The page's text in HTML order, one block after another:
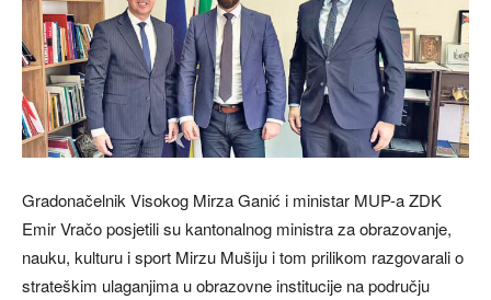
Gradonačelnik Visokog Mirza Ganić i ministar MUP-a ZDK
Emir Vračo posjetili su kantonalnog ministra za obrazovanje,
nauku, kulturu i sport Mirzu Mušiju i tom prilikom razgovarali o
strateškim ulaganjima u obrazovne institucije na području